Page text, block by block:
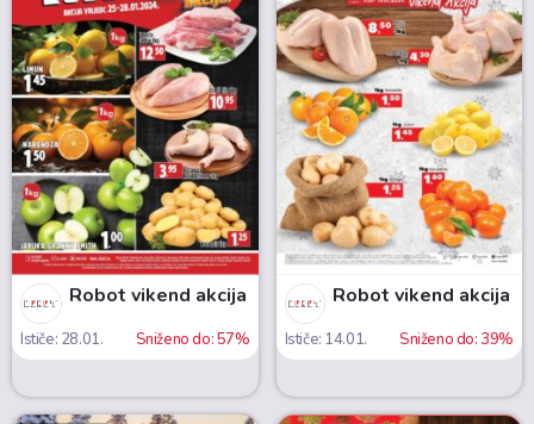
Robot vikend akcija
Ističe: 28.01. Sniženo do: 57%
Robot vikend akcija
Ističe: 14.01. Sniženo do: 39%